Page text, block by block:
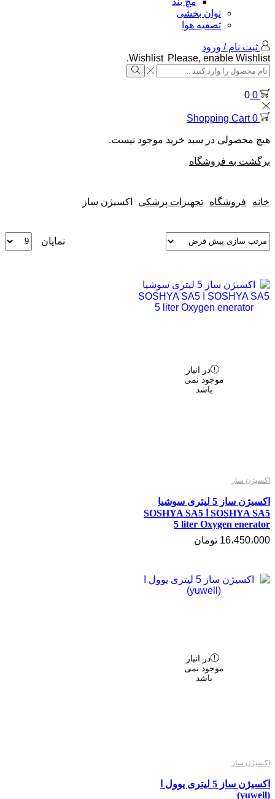
توان بخشی
تصفیه هوا
ثبت نام / ورود
Wishlist Please, enable Wishlist.
0
0
0
Shopping Cart
هیچ محصولی در سبد خرید موجود نیست.
برگشت به فروشگاه
خانه فروشگاه تجهیزات پزشکی اکسیژن ساز
نمایان
در انبار
موجود نمی
باشد
اکسیژن ساز
اکسیژن ساز 5 لیتری سوشیا
SOSHYA SA5 ا SOSHYA SA5
5 liter Oxygen enerator
16،450،000 تومان
در انبار
موجود نمی
باشد
اکسیژن ساز
اکسیژن ساز 5 لیتری یوول ا
(yuwell)